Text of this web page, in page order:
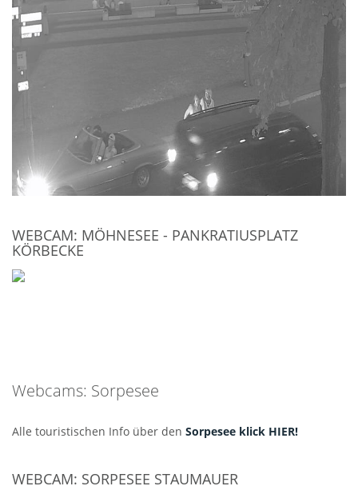
WEBCAM: MÖHNESEE - PANKRATIUSPLATZ
KÖRBECKE
Webcams: Sorpesee
Alle touristischen Info über den Sorpesee klick HIER!
WEBCAM: SORPESEE STAUMAUER